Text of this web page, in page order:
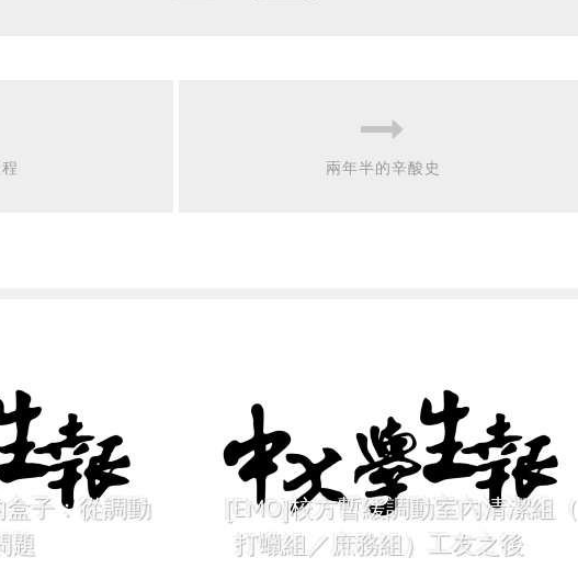
兩年半的辛酸史
盒子：從調動
題
[EMO]校方暫緩調動室內清潔組（
打蠟組／庶務組）工友之後